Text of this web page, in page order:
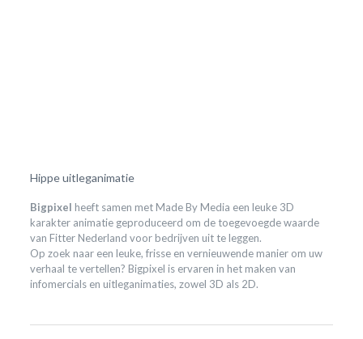
Hippe uitleganimatie
Bigpixel heeft samen met Made By Media een leuke 3D
karakter animatie geproduceerd om de toegevoegde waarde
van Fitter Nederland voor bedrijven uit te leggen.
Op zoek naar een leuke, frisse en vernieuwende manier om uw
verhaal te vertellen? Bigpixel is ervaren in het maken van
infomercials en uitleganimaties, zowel 3D als 2D.